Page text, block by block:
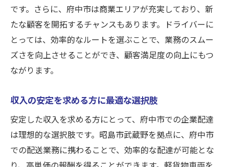
です。さらに、府中市は商業エリアが充実しており、新
たな顧客を開拓するチャンスもあります。ドライバーに
とっては、効率的なルートを選ぶことで、業務のスムー
ズさを向上させることができ、顧客満足度の向上にもつ
ながります。
収入の安定を求める方に最適な選択肢
安定した収入を求める方にとって、府中市での企業配達
は理想的な選択肢です。昭島市武蔵野を拠点に、府中市
での配送業務に携わることで、効率的な配達が可能とな